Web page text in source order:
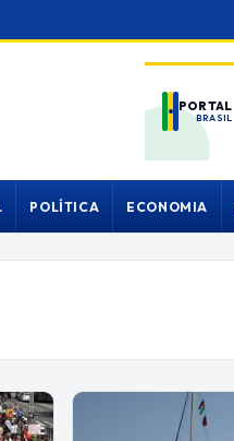
PORTAL
BRASIL
POLÍTICA ECONOMIA